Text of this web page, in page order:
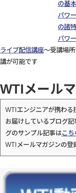
の基
パワ
の諸
パワ
ライブ配信講座～受講場
講が可能です
WTIメール
WTIエンジニアが携わる
お届けしているブログ
グのサンプル記事はこち
WTIメールマガジンの登